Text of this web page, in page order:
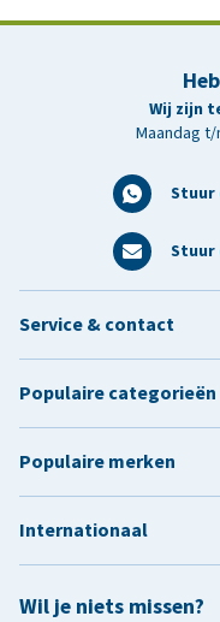
Wij zijn
Maandag t/
Stuur
Stuur
Wil je niets missen?
Service & contact
Populaire categorieën
Populaire merken
Internationaal